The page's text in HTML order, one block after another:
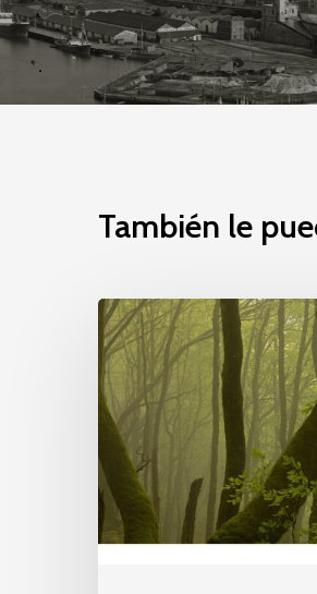
También le